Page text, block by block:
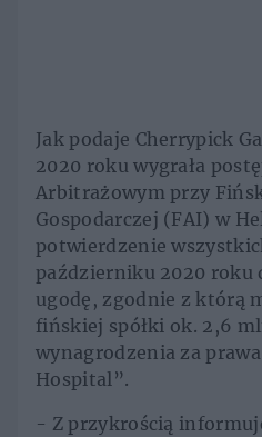
Jak podaje Cherrypick
2020 roku wygrała
Arbitrażowym przy
Gospodarczej (FAI) w
potwierdzenie
październiku 2020 roku
ugodę, zgodnie z którą
fińskiej spółki ok. 2,6
wynagrodzenia za
Hospital”.
- Z przykrością